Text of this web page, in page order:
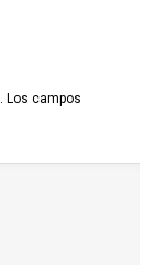
Los campos